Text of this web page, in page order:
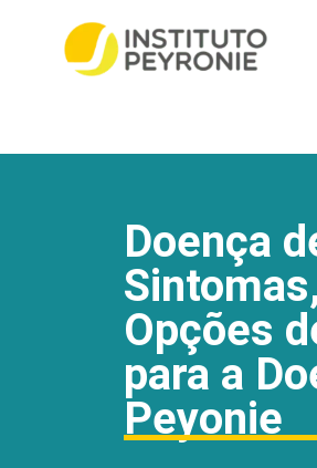
Doença
Opções
para a
Peyonie